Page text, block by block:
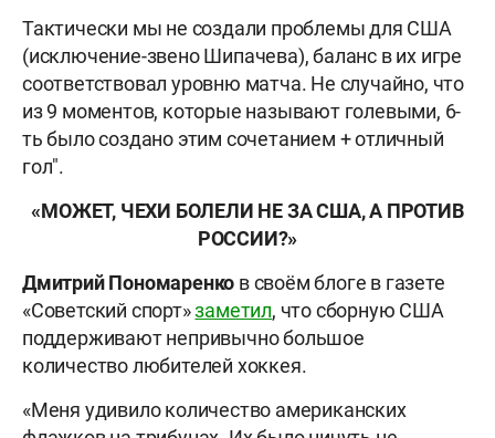
Тактически мы не создали проблемы для США
(исключение-звено Шипачева), баланс в их игре
соответствовал уровню матча. Не случайно, что
из 9 моментов, которые называют голевыми, 6-
ть было создано этим сочетанием + отличный
гол".
«МОЖЕТ, ЧЕХИ БОЛЕЛИ НЕ ЗА США, А ПРОТИВ
РОССИИ?»
Дмитрий Пономаренко в своём блоге в газете
«Советский спорт»заметил, что сборную США
поддерживают непривычно большое
количество любителей хоккея.
«Меня удивило количество американских